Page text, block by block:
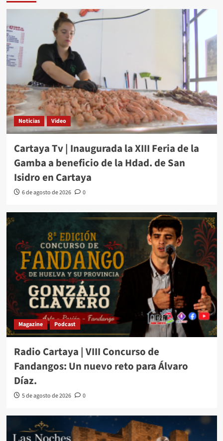
Noticias Video
Cartaya Tv | Inaugurada la XIII Feria de la
Gamba a beneficio de la Hdad. de San
Isidro en Cartaya
6 de agosto de 2026 0
Magazine Podcast
Radio Cartaya | VIII Concurso de
Fandangos: Un nuevo reto para Álvaro
Díaz.
5 de agosto de 2026 0